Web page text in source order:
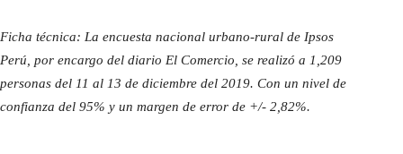
Ficha técnica: La encuesta nacional urbano-rural de Ipsos
Perú, por encargo del diario El Comercio, se realizó a 1,209
personas del 11 al 13 de diciembre del 2019. Con un nivel de
confianza del 95% y un margen de error de +/- 2,82%.